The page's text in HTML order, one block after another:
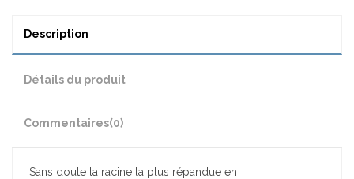
Description
Détails du produit
Commentaires(0)
Sans doute la racine la plus répandue en